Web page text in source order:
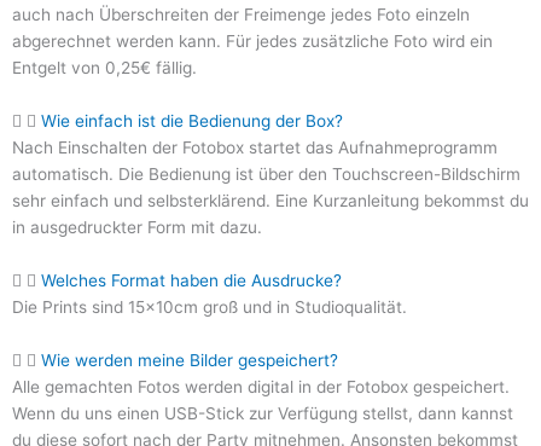
auch nach Überschreiten der Freimenge jedes Foto einzeln
abgerechnet werden kann. Für jedes zusätzliche Foto wird ein
Entgelt von 0,25€ fällig.
Wie einfach ist die Bedienung der Box?
Nach Einschalten der Fotobox startet das Aufnahmeprogramm
automatisch. Die Bedienung ist über den Touchscreen-Bildschirm
sehr einfach und selbsterklärend. Eine Kurzanleitung bekommst du
in ausgedruckter Form mit dazu.
Welches Format haben die Ausdrucke?
Die Prints sind 15x10cm groß und in Studioqualität.
Wie werden meine Bilder gespeichert?
Alle gemachten Fotos werden digital in der Fotobox gespeichert.
Wenn du uns einen USB-Stick zur Verfügung stellst, dann kannst
du diese sofort nach der Party mitnehmen. Ansonsten bekommst